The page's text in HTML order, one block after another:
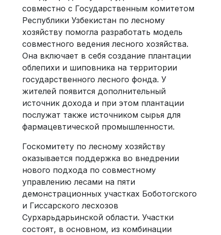
совместно с Государственным комитетом
Республики Узбекистан по лесному
хозяйству помогла разработать модель
совместного ведения лесного хозяйства.
Она включает в себя создание плантации
облепихи и шиповника на территории
государственного лесного фонда. У
жителей появится дополнительный
источник дохода и при этом плантации
послужат также источником сырья для
фармацевтической промышленности.
Госкомитету по лесному хозяйству
оказывается поддержка во внедрении
нового подхода по совместному
управлению лесами на пяти
демонстрационных участках Боботогского
и Гиссарского лесхозов
Сурхарьдарьинской области. Участки
состоят, в основном, из комбинации